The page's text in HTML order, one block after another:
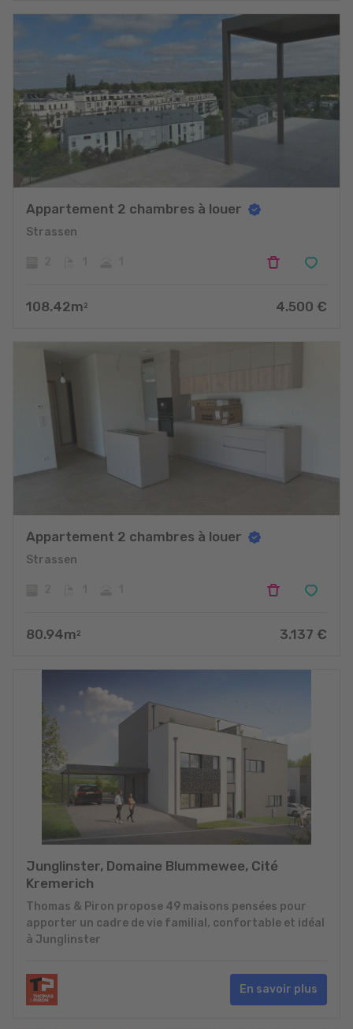
Appartement 2 chambres à louer
Strassen
108.42m 2 4.500 €
Appartement 2 chambres à louer
Strassen
80.94m 2 3.137 €
Junglinster, Domaine Blummewee, Cité
Kremerich
Thomas & Piron propose 49 maisons pensées pour
apporter un cadre de vie familial, confortable et idéal
à Junglinster
En savoir plus